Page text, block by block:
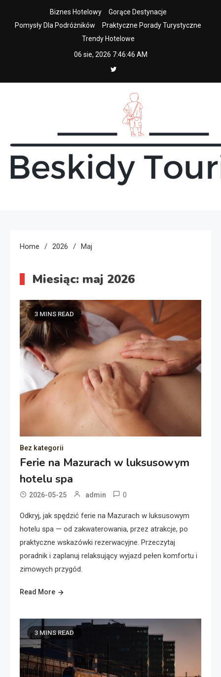
Biznes Hotelowy
Gorące Destynacje
Pomysły Dla Podróżników
Praktyczne Porady Turystyczne
Trendy Hotelowe
06 sie, 2026 7:46:47 AM
Home 2026 Maj
Miesiąc: maj 2026
3 MINS READ
Bez kategorii
Ferie na Mazurach w luksusowym
hotelu spa
2026-05-25 admin 0
Odkryj, jak spędzić ferie na Mazurach w luksusowym
hotelu spa — od zakwaterowania, przez atrakcje, po
praktyczne wskazówki rezerwacyjne. Przeczytaj
poradnik i zaplanuj relaksujący wyjazd pełen komfortu i
zimowych przygód.
Read More
3 MINS READ